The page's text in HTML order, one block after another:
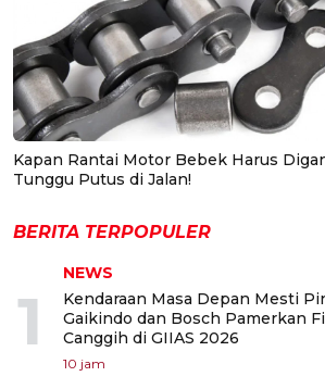
Kapan Rantai Motor Bebek Harus
Tunggu Putus di Jalan!
BERITA TERPOPULER
1
NEWS
Kendaraan Masa Depan Mesti
Gaikindo dan Bosch Pamerkan
Canggih di GIIAS 2026
10 jam